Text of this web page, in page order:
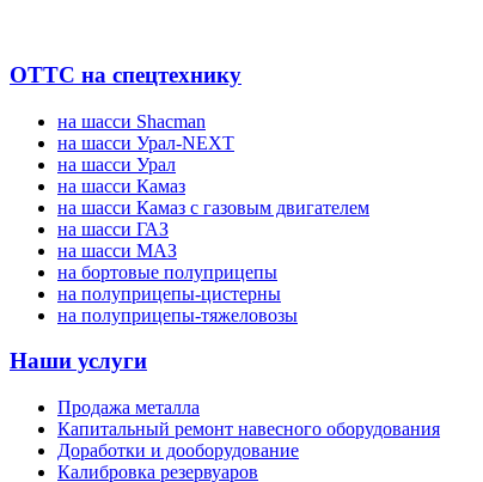
ОТТС на спецтехнику
на шасси Shacman
на шасси Урал-NEXT
на шасси Урал
на шасси Камаз
на шасси Камаз с газовым двигателем
на шасси ГАЗ
на шасси МАЗ
на бортовые полуприцепы
на полуприцепы-цистерны
на полуприцепы-тяжеловозы
Наши услуги
Продажа металла
Капитальный ремонт навесного оборудования
Доработки и дооборудование
Калибровка резервуаров